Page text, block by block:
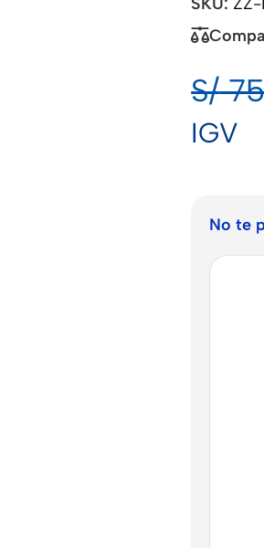
S/
IGV
No te